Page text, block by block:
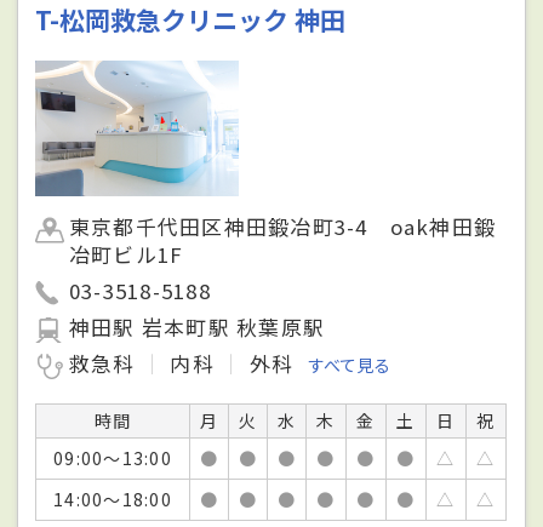
T-松岡救急クリニック 神田
東京都千代田区神田鍛冶町3-4 oak神田鍛
冶町ビル1F
03-3518-5188
神田駅 岩本町駅 秋葉原駅
救急科
内科 外科 すべて見る
時間 月 火 水 木 金 土 日
祝
09:00～13:00
● ● ● ● ● ● △
△
14:00～18:00
● ● ● ● ● ● △ △